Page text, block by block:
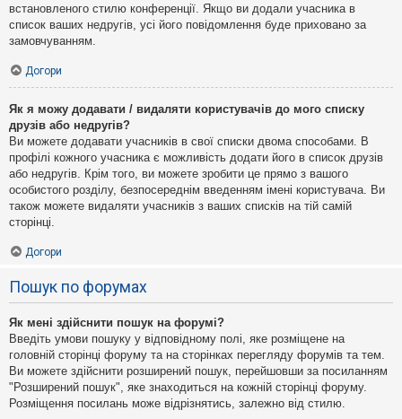
встановленого стилю конференції. Якщо ви додали учасника в
список ваших недругів, усі його повідомлення буде приховано за
замовчуванням.
Догори
Як я можу додавати / видаляти користувачів до мого списку
друзів або недругів?
Ви можете додавати учасників в свої списки двома способами. В
профілі кожного учасника є можливість додати його в список друзів
або недругів. Крім того, ви можете зробити це прямо з вашого
особистого розділу, безпосереднім введенням імені користувача. Ви
також можете видаляти учасників з ваших списків на тій самій
сторінці.
Догори
Пошук по форумах
Як мені здійснити пошук на форумі?
Введіть умови пошуку у відповідному полі, яке розміщене на
головній сторінці форуму та на сторінках перегляду форумів та тем.
Ви можете здійснити розширений пошук, перейшовши за посиланням
"Розширений пошук", яке знаходиться на кожній сторінці форуму.
Розміщення посилань може відрізнятись, залежно від стилю.